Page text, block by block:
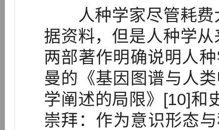
人种学家尽管耗费
据资料，但是人种学
两部著作明确说明人
曼的《基因图谱与人
学阐述的局限》[10]和
崇拜：作为意识形态